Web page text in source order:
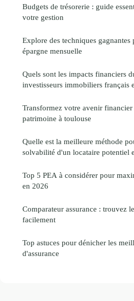
Budgets de trésorerie : guide
votre gestion
Explore des techniques
épargne mensuelle
Quels sont les impacts financiers
investisseurs immobiliers français
Transformez votre avenir
patrimoine à toulouse
Quelle est la meilleure méthode
solvabilité d'un locataire potentiel
Top 5 PEA à considérer pour
en 2026
Comparateur assurance : trouvez
facilement
Top astuces pour dénicher les
d'assurance